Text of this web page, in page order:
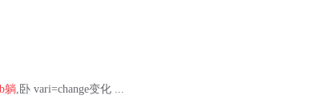
躺,卧 vari=change变化 ...